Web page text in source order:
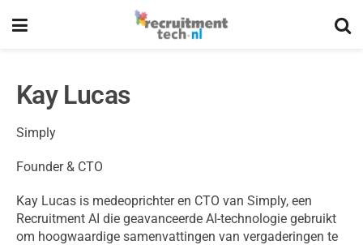
Kay Lucas
Simply
Founder & CTO
Kay Lucas is medeoprichter en CTO van Simply, een
Recruitment AI die geavanceerde AI-technologie gebruikt
om hoogwaardige samenvattingen van vergaderingen te